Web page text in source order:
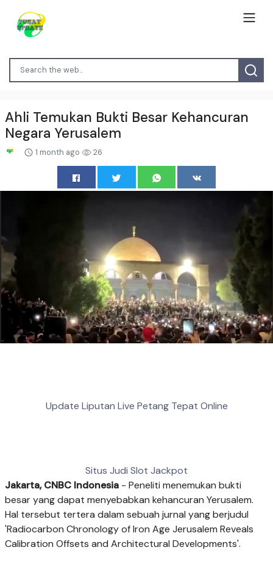
Ahli Temukan Bukti Besar Kehancuran
Negara Yerusalem
1 month ago 26
Update Liputan Live Petang Tepat Online
Situs Judi Slot Jackpot
Jakarta, CNBC Indonesia - Peneliti menemukan bukti
besar yang dapat menyebabkan kehancuran Yerusalem.
Hal tersebut tertera dalam sebuah jurnal yang berjudul
'Radiocarbon Chronology of Iron Age Jerusalem Reveals
Calibration Offsets and Architectural Developments'.